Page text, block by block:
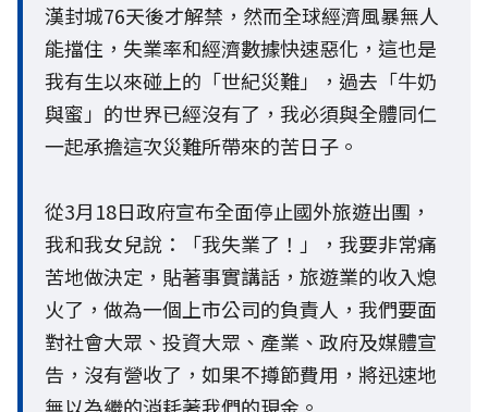
漢封城76天後才解禁，然而全球經濟風暴無人
能擋住，失業率和經濟數據快速惡化，這也是
我有生以來碰上的「世紀災難」，過去「牛奶
與蜜」的世界已經沒有了，我必須與全體同仁
一起承擔這次災難所帶來的苦日子。
從3月18日政府宣布全面停止國外旅遊出團，
我和我女兒說：「我失業了！」，我要非常痛
苦地做決定，貼著事實講話，旅遊業的收入熄
火了，做為一個上市公司的負責人，我們要面
對社會大眾、投資大眾、產業、政府及媒體宣
告，沒有營收了，如果不撙節費用，將迅速地